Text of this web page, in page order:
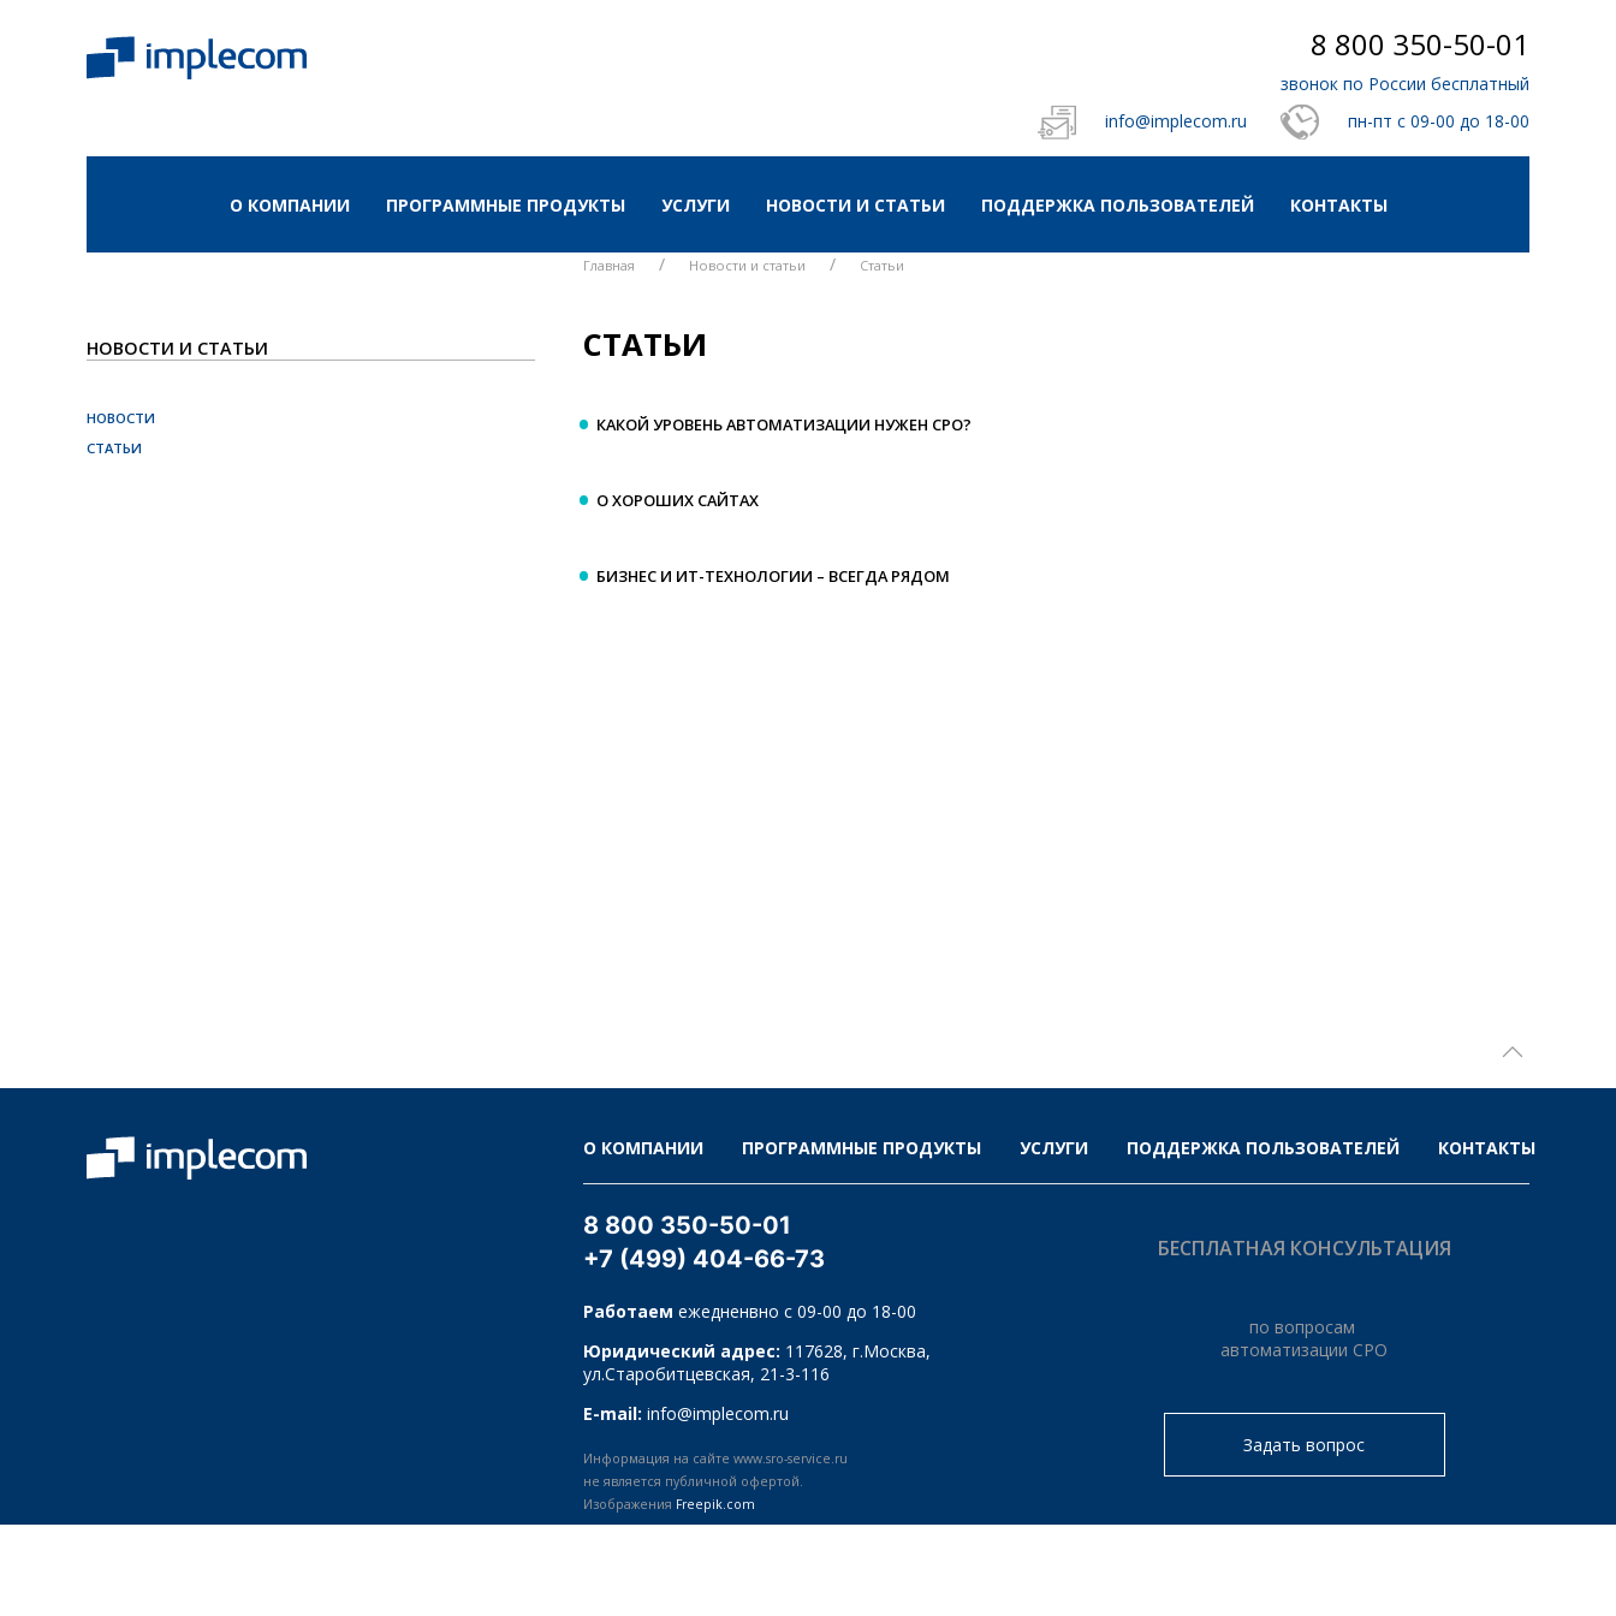
8 800 350-50-01
звонок по России бесплатный
info@implecom.ru
пн-пт с 09-00 до 18-00
О КОМПАНИИ ПРОГРАММНЫЕ ПРОДУКТЫ УСЛУГИ НОВОСТИ И СТАТЬИ ПОДДЕРЖКА ПОЛЬЗОВАТЕЛЕЙ КОНТАКТЫ
НОВОСТИ И СТАТЬИ
НОВОСТИ
СТАТЬИ
Главная Новости и статьи Статьи
СТАТЬИ
КАКОЙ УРОВЕНЬ АВТОМАТИЗАЦИИ НУЖЕН СРО?
О ХОРОШИХ САЙТАХ
БИЗНЕС И ИТ-ТЕХНОЛОГИИ – ВСЕГДА РЯДОМ
О КОМПАНИИ ПРОГРАММНЫЕ ПРОДУКТЫ УСЛУГИ ПОДДЕРЖКА ПОЛЬЗОВАТЕЛЕЙ КОНТАКТЫ
8 800 350-50-01
+7 (499) 404-66-73
Работаем ежедненвно с 09-00 до 18-00
Юридический адрес: 117628, г.Москва,
ул.Старобитцевская, 21-3-116
E-mail: info@implecom.ru
Информация на сайте www.sro-service.ru
не является публичной офертой.
Изображения Freepik.com
БЕСПЛАТНАЯ КОНСУЛЬТАЦИЯ
по вопросам
автоматизации СРО
Задать вопрос